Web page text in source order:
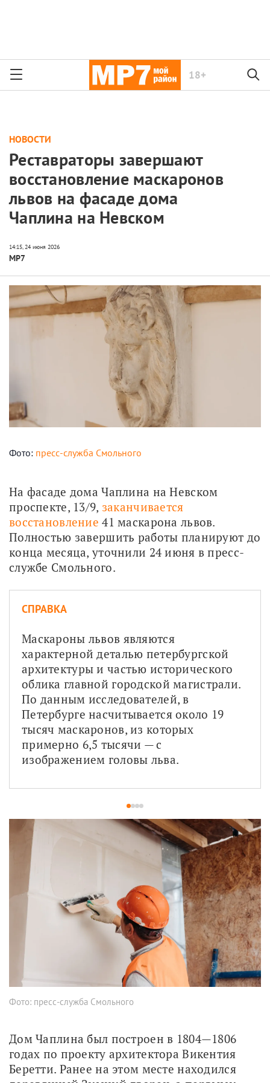
18+
НОВОСТИ
Реставраторы завершают
восстановление маскаронов
львов на фасаде дома
Чаплина на Невском
МР7
Фото: пресс-служба Смольного
На фасаде дома Чаплина на Невском
проспекте, 13/9, заканчивается
восстановление 41 маскарона львов.
Полностью завершить работы планируют до
конца месяца, уточнили 24 июня в пресс-
службе Смольного.
СПРАВКА
Маскароны львов являются
характерной деталью петербургской
архитектуры и частью исторического
облика главной городской магистрали.
По данным исследователей, в
Петербурге насчитывается около 19
тысяч маскаронов, из которых
примерно 6,5 тысячи — с
изображением головы льва.
1234
Фото: пресс-служба Смольного
Дом Чаплина был построен в 1804—1806
годах по проекту архитектора Викентия
Беретти. Ранее на этом месте находился